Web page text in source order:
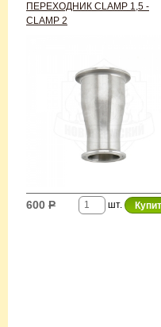
ПЕРЕХОДНИК CLAMP 1,5 -
CLAMP 2
шт.
600 Р